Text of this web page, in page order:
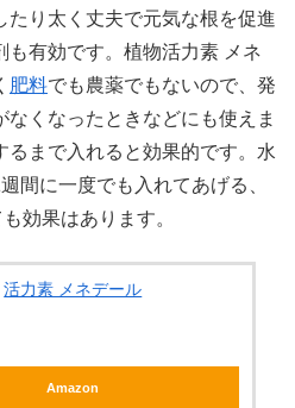
たり太く丈夫で元気な根を促進
も有効です。植物活力素 メネ
肥料でも農薬でもないので、発
くなったときなどにも使えま
るまで入れると効果的です。水
間に一度でも入れてあげる、
効果はあります。
活力素 メネデール
Amazon